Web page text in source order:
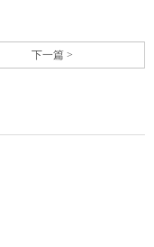
下一篇 >